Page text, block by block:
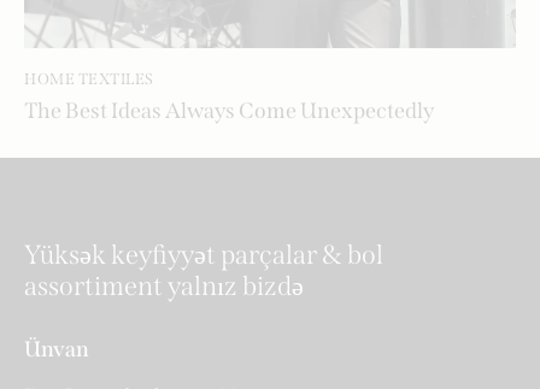
HOME TEXTILES
The Best Ideas Always Come Unexpectedly
Yüksək keyfiyyət parçalar & bol
assortiment yalnız bizdə
Ünvan